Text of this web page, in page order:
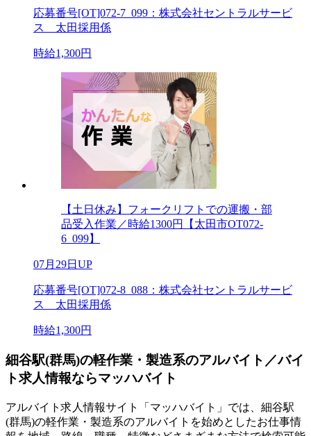
応募番号[OT]072-7_099：株式会社セントラルサービ
ス 太田採用係
時給1,300円
【土日休み】フォークリフトでの運搬・部
品受入作業／時給1300円【太田市OT072-
6_099】
07月29日UP
応募番号[OT]072-8_088：株式会社セントラルサービ
ス 太田採用係
時給1,300円
細谷駅(群馬)の軽作業・製造系のアルバイト／バイ
ト求人情報ならマッハバイト
アルバイト求人情報サイト「マッハバイト」では、細谷駅
(群馬)の軽作業・製造系のアルバイトを始めとしたお仕事情